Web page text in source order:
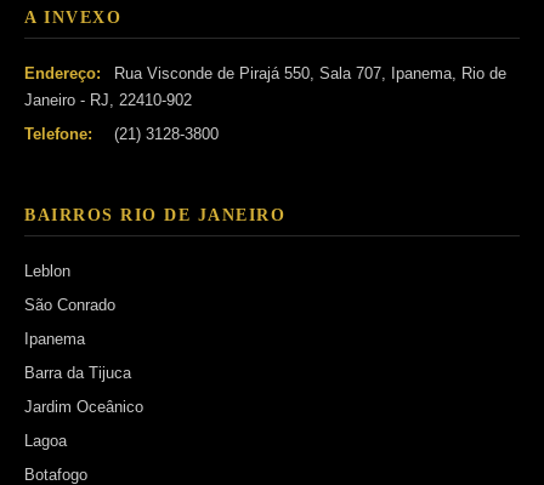
A INVEXO
Endereço:
Rua Visconde de Pirajá 550, Sala 707, Ipanema, Rio de
Janeiro - RJ, 22410-902
Telefone:
(21) 3128-3800
BAIRROS RIO DE JANEIRO
Leblon
São Conrado
Ipanema
Barra da Tijuca
Jardim Oceânico
Lagoa
Botafogo